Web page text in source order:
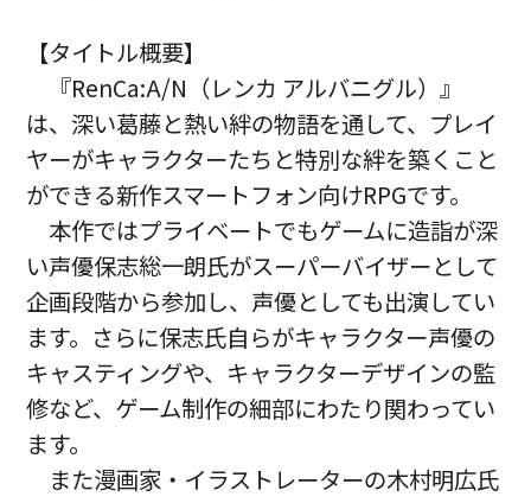
【タイトル概要】
『RenCa:A/N（レンカ アルバニグル）』
は、深い葛藤と熱い絆の物語を通して、プレイ
ヤーがキャラクターたちと特別な絆を築くこと
ができる新作スマートフォン向けRPGです。
本作ではプライベートでもゲームに造詣が深
い声優保志総一朗氏がスーパーバイザーとして
企画段階から参加し、声優としても出演してい
ます。さらに保志氏自らがキャラクター声優の
キャスティングや、キャラクターデザインの監
修など、ゲーム制作の細部にわたり関わってい
ます。
また漫画家・イラストレーターの木村明広氏